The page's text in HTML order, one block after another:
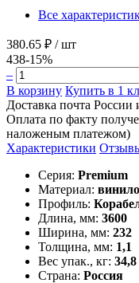
Все
380.65 ₽ / шт
438-15%
–
В корзину Купить в 1
Доставка почта России
Оплата по факту
наложеным платежом)
Характеристики
Серия: Premium
Материал:
Профиль:
Длина, мм: 3600
Ширина, мм: 232
Толщина, мм: 1,1
Вес упак., кг: 34,8
Страна: Россия